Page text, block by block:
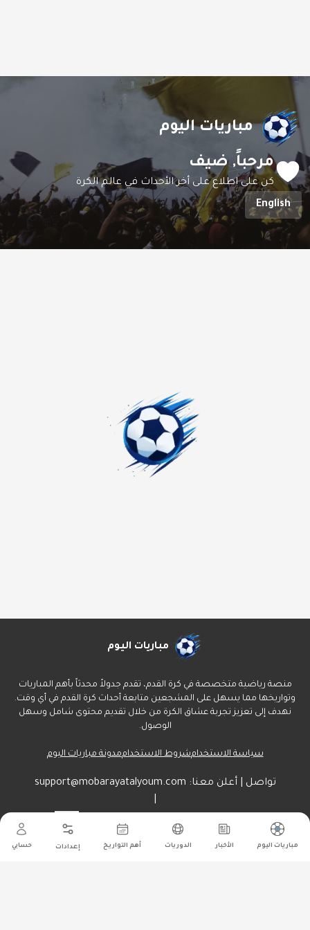
مباريات اليوم
مرحباً, ضيف
كن على اطلاع على أخر الأحداث في عالم الكرة
English
مباريات اليوم الأخبار الدوريات أهم التواريخ إعدادات حسابي
مباريات اليوم
منصة رياضية متخصصة في كرة القدم، تقدم جدولاً محدثاً بأهم المباريات
وتواريخها مما يسهل على المشجعين متابعة أحداث كرة القدم في أي وقت.
نهدف إلى تعزيز تجربة عشاق الكرة من خلال تقديم محتوى شامل وسهل
الوصول.
سياسة الاستخدامشروط الاستخداممدونة مباريات اليوم
تواصل | أعلن معنا: support@mobarayatalyoum.com